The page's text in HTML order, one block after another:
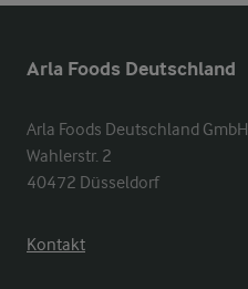
Arla Foods Deutschland
Arla Foods Deutschland GmbH
Wahlerstr. 2
40472 Düsseldorf
Kontakt